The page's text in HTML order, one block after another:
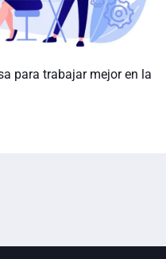
para trabajar mejor en la